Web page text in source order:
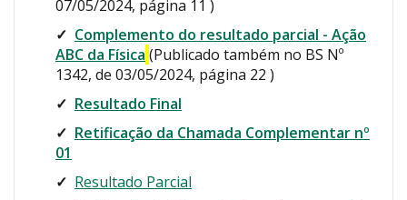
07/05/2024, página 11 )
✓ Complemento do resultado parcial - Ação
ABC da Física (Publicado também no BS Nº
1342, de 03/05/2024, página 22 )
✓ Resultado Final
✓ Retificação da Chamada Complementar nº
01
✓ Resultado Parcial